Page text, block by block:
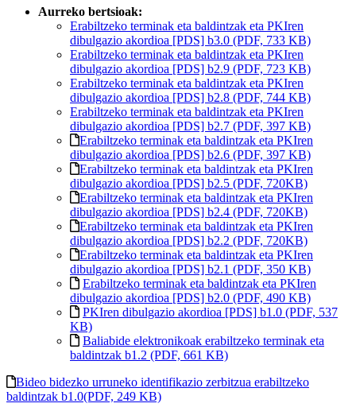
Aurreko bertsioak:
Erabiltzeko terminak eta baldintzak eta PKIren
dibulgazio akordioa [PDS] b3.0 (PDF, 733 KB)
Erabiltzeko terminak eta baldintzak eta PKIren
dibulgazio akordioa [PDS] b2.9 (PDF, 723 KB)
Erabiltzeko terminak eta baldintzak eta PKIren
dibulgazio akordioa [PDS] b2.8 (PDF, 744 KB)
Erabiltzeko terminak eta baldintzak eta PKIren
dibulgazio akordioa [PDS] b2.7 (PDF, 397 KB)
Erabiltzeko terminak eta baldintzak eta PKIren
dibulgazio akordioa [PDS] b2.6 (PDF, 397 KB)
Erabiltzeko terminak eta baldintzak eta PKIren
dibulgazio akordioa [PDS] b2.5 (PDF, 720KB)
Erabiltzeko terminak eta baldintzak eta PKIren
dibulgazio akordioa [PDS] b2.4 (PDF, 720KB)
Erabiltzeko terminak eta baldintzak eta PKIren
dibulgazio akordioa [PDS] b2.2 (PDF, 720KB)
Erabiltzeko terminak eta baldintzak eta PKIren
dibulgazio akordioa [PDS] b2.1 (PDF, 350 KB)
Erabiltzeko terminak eta baldintzak eta PKIren
dibulgazio akordioa [PDS] b2.0 (PDF, 490 KB)
PKIren dibulgazio akordioa [PDS] b1.0 (PDF, 537
KB)
Baliabide elektronikoak erabiltzeko terminak eta
baldintzak b1.2 (PDF, 661 KB)
Bideo bidezko urruneko identifikazio zerbitzua erabiltzeko
baldintzak b1.0(PDF, 249 KB)